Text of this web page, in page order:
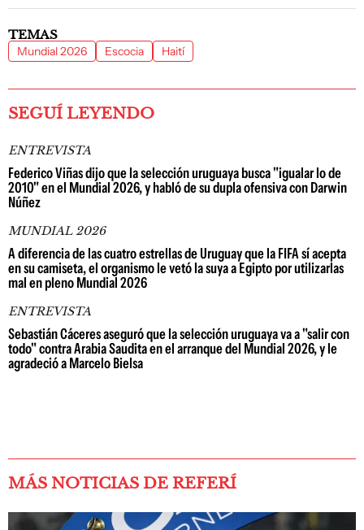
TEMAS
Mundial 2026 Escocia Haití
SEGUÍ LEYENDO
ENTREVISTA
Federico Viñas dijo que la selección uruguaya busca "igualar lo de
2010" en el Mundial 2026, y habló de su dupla ofensiva con Darwin
Núñez
MUNDIAL 2026
A diferencia de las cuatro estrellas de Uruguay que la FIFA sí acepta
en su camiseta, el organismo le vetó la suya a Egipto por utilizarlas
mal en pleno Mundial 2026
ENTREVISTA
Sebastián Cáceres aseguró que la selección uruguaya va a "salir con
todo" contra Arabia Saudita en el arranque del Mundial 2026, y le
agradeció a Marcelo Bielsa
MÁS NOTICIAS DE REFERÍ